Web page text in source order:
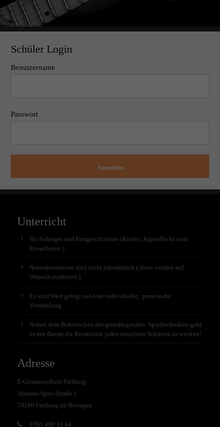
Schüler Login
Benutzername
Passwort
Anmelden
Unterricht
für Anfänger und Fortgeschrittene (Kinder, Jugendliche und
Erwachsene )
Notenkenntnisse sind nicht erforderlich ( diese werden auf
Wunsch erarbeitet )
Es wird Wert gelegt auf eine individuelle, praxisnahe
Vermittlung
Neben dem Beherrschen der grundlegenden Spieltechniken geht
es mir darum die Kreativität jedes einzelnen Schülers zu wecken!
Adresse
E-Gitarrenschule Freiburg
Admiral-Spee-Straße 1
79100 Freiburg im Breisgau
0761 400 10 64